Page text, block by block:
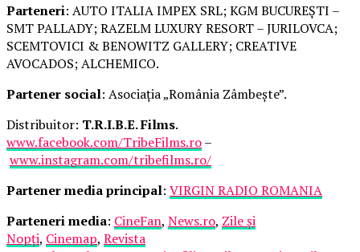
Parteneri: AUTO ITALIA IMPEX SRL; KGM BUCUREȘTI –
SMT PALLADY; RAZELM LUXURY RESORT – JURILOVCA;
SCEMTOVICI & BENOWITZ GALLERY; CREATIVE
AVOCADOS; ALCHEMICO.
Partener social: Asociația „România Zâmbește”.
Distribuitor: T.R.I.B.E. Films.
www.facebook.com/TribeFilms.ro–
www.instagram.com/tribefilms.ro/
Partener media principal: VIRGIN RADIO ROMANIA
Parteneri media: CineFan, News.ro, Zile și
Nopți, Cinemap, Revista